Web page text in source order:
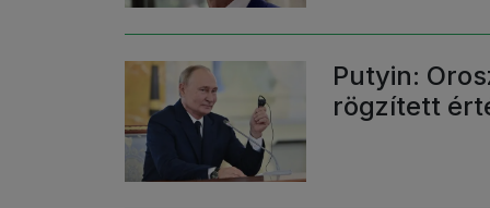
Putyin:
rögzített